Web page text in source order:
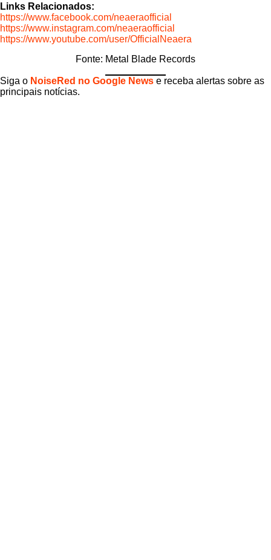
Links Relacionados:
https://www.facebook.com/neaeraofficial
https://www.instagram.com/neaeraofficial
https://www.youtube.com/user/OfficialNeaera
Fonte: Metal Blade Records
Siga o NoiseRed no Google News e receba alertas sobre as
principais notícias.